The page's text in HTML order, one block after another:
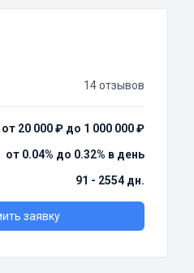
14 отзывов
от 20 000 ₽ до 1 000 000 ₽
от 0.04% до 0.32% в день
91 - 2554 дн.
заявку